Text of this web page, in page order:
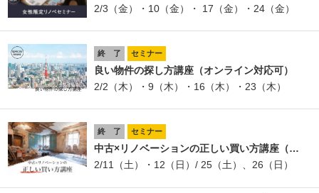
2/3（金）・10（金）・ 17（金）・24（金）
終 了 セミナー
良い物件の探し方講座（オンライン対応可）
2/2（木）・9（木）・16（木）・23（木）
終 了 セミナー
中古×リノベーションの正しい買い方講座（…
2/11（土）・12（日）/ 25（土）、26（日）